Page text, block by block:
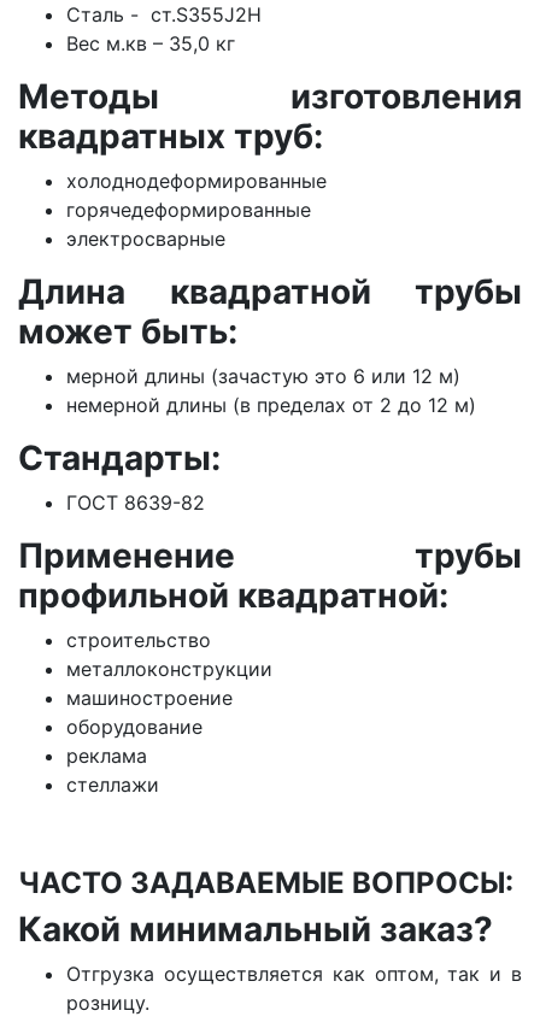
Сталь - ст.S355J2H
Вес м.кв – 35,0 кг
Методы изготовления
квадратных труб:
холоднодеформированные
горячедеформированные
электросварные
Длина квадратной трубы
может быть:
мерной длины (зачастую это 6 или 12 м)
немерной длины (в пределах от 2 до 12 м)
Стандарты:
ГОСТ 8639-82
Применение трубы
профильной квадратной:
строительство
металлоконструкции
машиностроение
оборудование
реклама
стеллажи
ЧАСТО ЗАДАВАЕМЫЕ ВОПРОСЫ:
Какой минимальный заказ?
Отгрузка осуществляется как оптом, так и в
розницу.